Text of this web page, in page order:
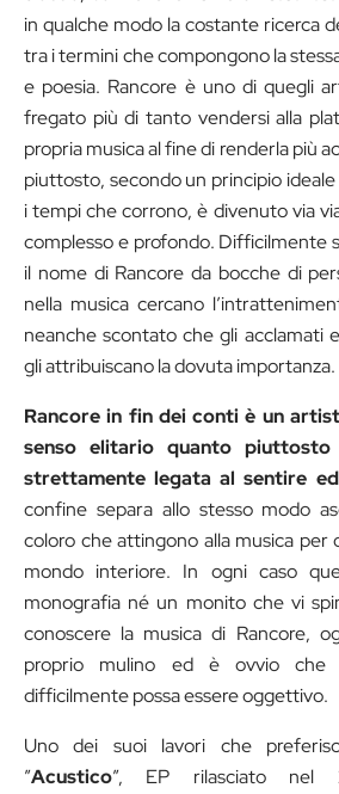
in qualche modo la costante ricerca
tra i termini che compongono la
e poesia. Rancore è uno di quegli
fregato più di tanto vendersi alla
propria musica al fine di renderla più
piuttosto, secondo un principio
i tempi che corrono, è divenuto via
complesso e profondo. Difficilmente
il nome di Rancore da bocche di
nella musica cercano
neanche scontato che gli acclamati
gli attribuiscano la dovuta importanza.
Rancore in fin dei conti è un
senso elitario quanto piuttosto
strettamente legata al sentire ed
confine separa allo stesso modo
coloro che attingono alla musica per
mondo interiore. In ogni caso
monografia né un monito che vi
conoscere la musica di Rancore,
proprio mulino ed è ovvio che
difficilmente possa essere oggettivo.
Uno dei suoi lavori che
”Acustico”, EP rilasciato nel